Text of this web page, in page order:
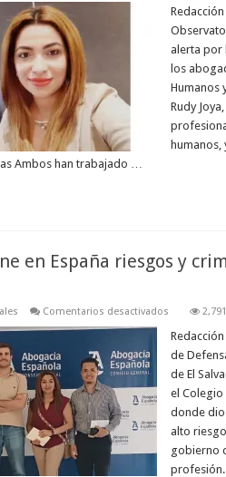
alerta por
los
Humanos
Rudy
humanos,
Ambos han trabajado …
en España riesgos y
Comentarios desactivadosen
expone
España
riesgos
y
abogados
en
Salvador
2,791
de
de El
el Colegio
donde dio
alto
gobierno
profesión.